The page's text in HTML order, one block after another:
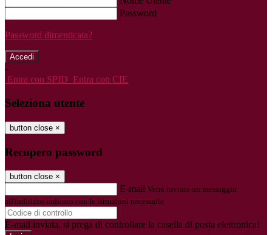
Password
Password dimenticata?
-
Entra con SPID Entra con CIE
Seleziona utente
button close ×
Recupero password
button close ×
E-mail Verrà inviato un messaggio
all'indirizzo indicato con le istruzioni necessarie.
E-mail inviata, si prega di controllare la casella di posta elettronica!